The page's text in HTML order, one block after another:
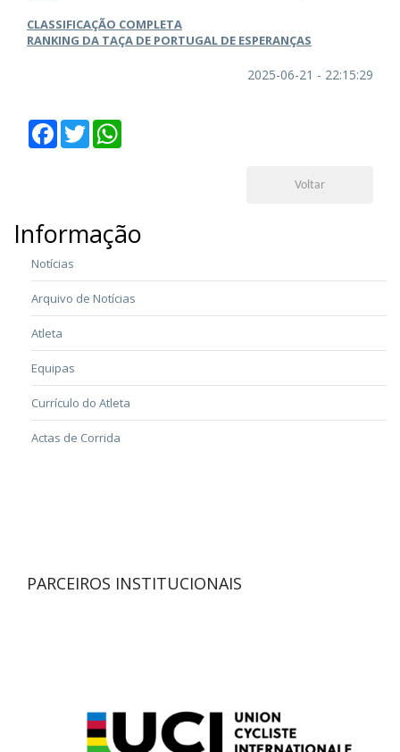
CLASSIFICAÇÃO COMPLETA
RANKING DA TAÇA DE PORTUGAL DE ESPERANÇAS
2025-06-21 - 22:15:29
Facebook
Twitter
Voltar
Informação
Notícias
Arquivo de Notícias
Atleta
Equipas
Currículo do Atleta
Actas de Corrida
PARCEIROS INSTITUCIONAIS